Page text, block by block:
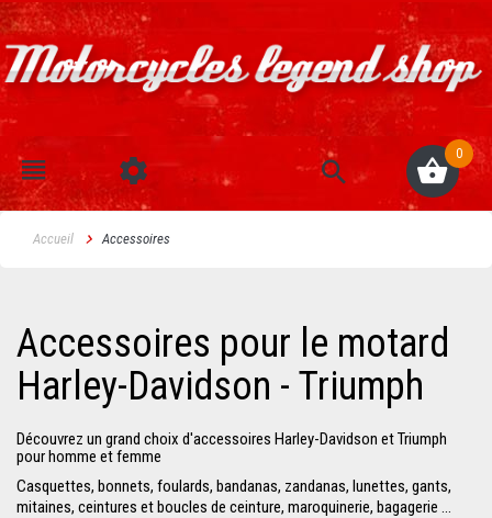
0
Accueil Accessoires
Accessoires pour le motard
Harley-Davidson - Triumph
Découvrez un grand choix d'accessoires Harley-Davidson et Triumph
pour homme et femme
Casquettes, bonnets, foulards, bandanas, zandanas, lunettes, gants,
mitaines, ceintures et boucles de ceinture, maroquinerie, bagagerie ...